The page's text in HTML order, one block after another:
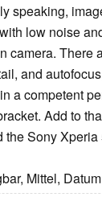
speaking,
low noise
camera. There
and
a competent
Add to
the Sony Xperia
Mittel,